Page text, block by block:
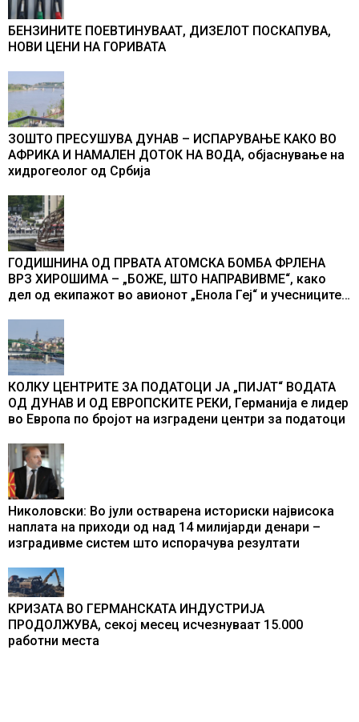
БЕНЗИНИТЕ ПОЕВТИНУВААТ, ДИЗЕЛОТ ПОСКАПУВА,
НОВИ ЦЕНИ НА ГОРИВАТА
ЗОШТО ПРЕСУШУВА ДУНАВ – ИСПАРУВАЊЕ КАКО ВО
АФРИКА И НАМАЛЕН ДОТОК НА ВОДА, објаснување на
хидрогеолог од Србија
ГОДИШНИНА ОД ПРВАТА АТОМСКА БОМБА ФРЛЕНА
ВРЗ ХИРОШИМА – „БОЖЕ, ШТО НАПРАВИВМЕ“, како
дел од екипажот во авионот „Енола Геј“ и учесниците
промени текот на историјата
КОЛКУ ЦЕНТРИТЕ ЗА ПОДАТОЦИ ЈА „ПИЈАТ“ ВОДАТА
ОД ДУНАВ И ОД ЕВРОПСКИТЕ РЕКИ, Германија е лидер
во Европа по бројот на изградени центри за податоци
Николовски: Во јули остварена историски највисока
наплата на приходи од над 14 милијарди денари –
изградивме систем што испорачува резултати
КРИЗАТА ВО ГЕРМАНСКАТА ИНДУСТРИЈА
ПРОДОЛЖУВА, секој месец исчезнуваат 15.000
работни места